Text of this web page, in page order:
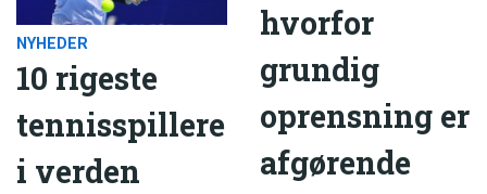
NYHEDER
10 rigeste
tennisspillere
i verden
hvorfor
grundig
oprensning er
afgørende